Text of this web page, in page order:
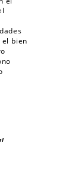
el bien